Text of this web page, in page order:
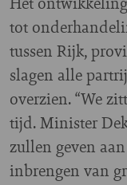
tot
tussen Rijk,
slagen alle
overzien. “We
tijd. Minister
zullen geven
inbrengen van